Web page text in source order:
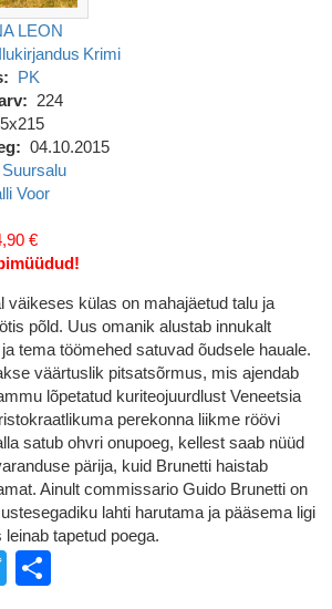
LEON
Ilukirjandus Krimi
PK
224
04.10.2015
Voor
€
väikeses külas on mahajäetud talu ja
põld. Uus omanik alustab innukalt
tema töömehed satuvad õudsele hauale.
väärtuslik pitsatsõrmus, mis ajendab
lõpetatud kuriteojuurdlust Veneetsia
perekonna liikme röövi
satub ohvri onupoeg, kellest saab nüüd
pärija, kuid Brunetti haistab
Ainult commissario Guido Brunetti on
lahti harutama ja pääsema ligi
tapetud poega.
Twitter